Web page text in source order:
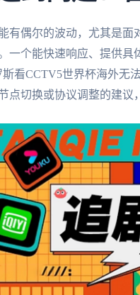
有偶尔的波动，尤其是
一个能快速响应、提供
看CCTV5世界杯海外无
点切换或协议调整的建议